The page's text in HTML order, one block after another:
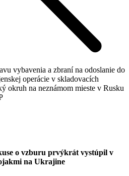
vybavenia a zbraní na odoslanie do
operácie v skladovacích
okruh na neznámom mieste v Rusku
o vzburu prvýkrát vystúpil v
na Ukrajine